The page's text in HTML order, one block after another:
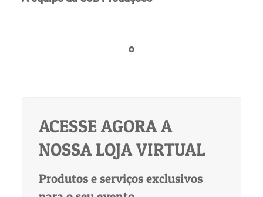
ACESSE AGORA A
NOSSA LOJA VIRTUAL
Produtos e serviços exclusivos